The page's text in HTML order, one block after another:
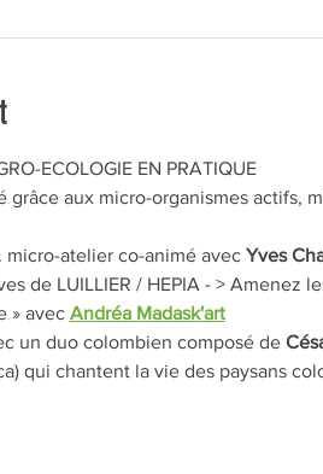
ECOLOGIE EN PRATIQUE
aux micro-organismes actifs,
atelier co-animé avec Yves
de LUILLIER / HEPIA - > Amenez
» avec Andréa Madask'art
un duo colombien composé de
qui chantent la vie des paysans